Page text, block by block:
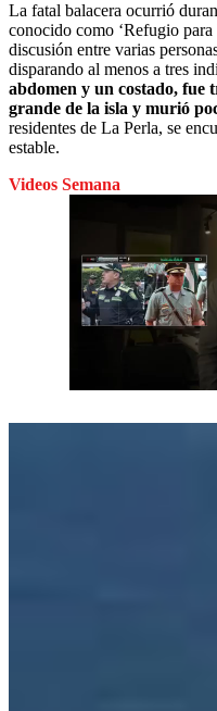
La fatal balacera ocurrió
conocido como ‘Refugio
discusión entre varias
disparando al menos a tres
abdomen y un costado, fue
grande de la isla y murió
residentes de La Perla, se
estable.
Videos Semana